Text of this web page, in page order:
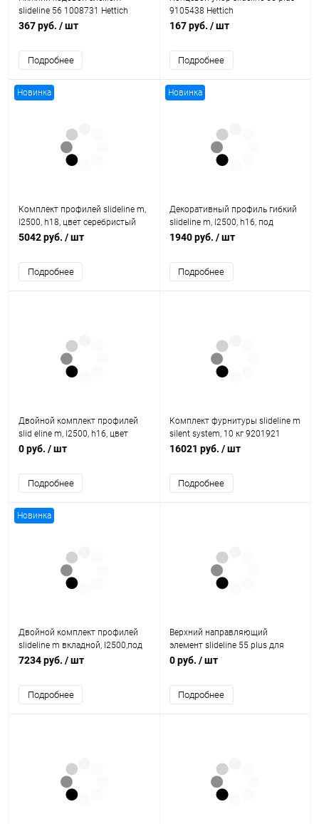
slideline 56 1008731 Hettich
367 руб. / шт
Подробнее
9105438 Hettich
167 руб. / шт
Подробнее
Новинка
Комплект профилей slideline m,
l2500, h18, цвет серебристый
9209225 Hettich
5042 руб. / шт
Подробнее
Новинка
Декоративный профиль гибкий
slideline m, l2500, h16, под
приклеивание, цвет
1940 руб. / шт
Подробнее
Двойной комплект профилей
slid eline m, l2500, h16, цвет
серебристый 9209165 Hettich
0 руб. / шт
Подробнее
Комплект фурнитуры slideline m
silent system, 10 кг 9201921
Hettich
16021 руб. / шт
Подробнее
Новинка
Двойной комплект профилей
slideline m вкладной, l2500,под
запресовку, серебристый
7234 руб. / шт
Подробнее
Верхний направляющий
элемент slideline 55 plus для
накладной двери 9105266
0 руб. / шт
Подробнее